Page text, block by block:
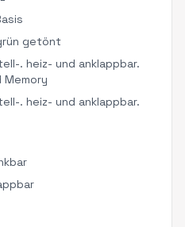
getönt
. heiz- und anklappbar.
Memory
. heiz- und anklappbar.